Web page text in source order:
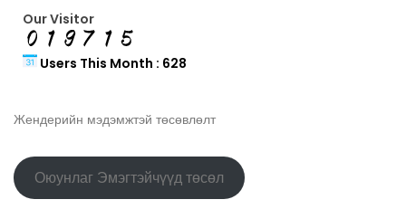
Our Visitor
Users This Month : 628
Жендерийн мэдэмжтэй төсөвлөлт
Оюунлаг Эмэгтэйчүүд төсөл